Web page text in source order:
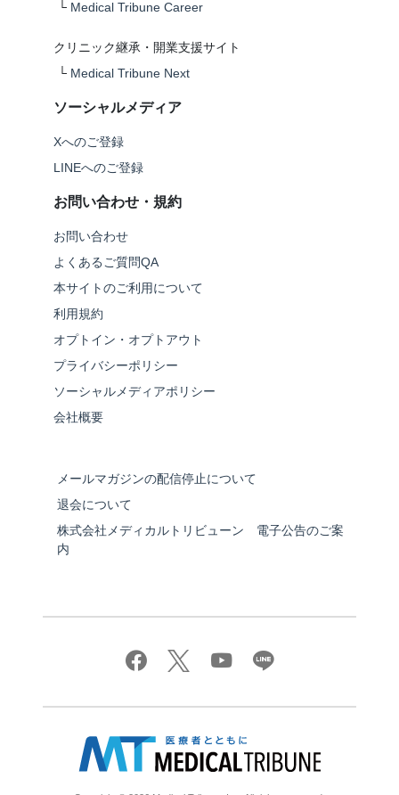
└ Medical Tribune Career
クリニック継承・開業支援サイト
└ Medical Tribune Next
ソーシャルメディア
Xへのご登録
LINEへのご登録
お問い合わせ・規約
お問い合わせ
よくあるご質問QA
本サイトのご利用について
利用規約
オプトイン・オプトアウト
プライバシーポリシー
ソーシャルメディアポリシー
会社概要
メールマガジンの配信停止について
退会について
株式会社メディカルトリビューン 電子公告のご案
内